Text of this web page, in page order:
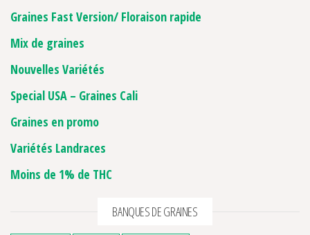
Graines Fast Version/ Floraison rapide
Mix de graines
Nouvelles Variétés
Special USA – Graines Cali
Graines en promo
Variétés Landraces
Moins de 1% de THC
BANQUES DE GRAINES